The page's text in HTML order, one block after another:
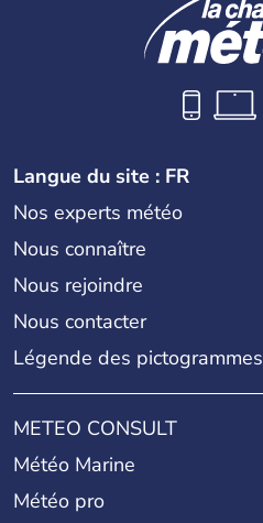
Langue du site : FR
Nos experts météo
Nous connaître
Nous rejoindre
Nous contacter
Légende des pictogrammes
METEO CONSULT
Météo Marine
Météo pro